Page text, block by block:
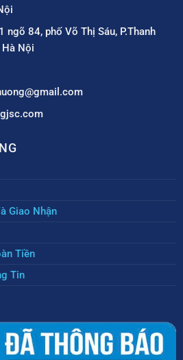
ngõ 84, phố Võ Thị Sáu, P.Thanh
Hà Nội
Giao Nhận
Tiền
Tin